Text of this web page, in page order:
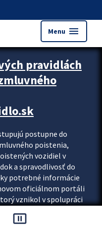
Menu menu
pravidlách
postupne do
poistenia,
vozidiel v
a spravodlivosť do
potrebné informácie
oficiálnom portáli
vznikol v spolupráci
vnútra SR.
pause_presentation